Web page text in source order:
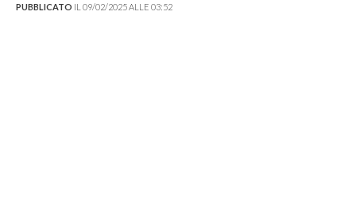
PUBBLICATO IL 09/02/2025 ALLE 03:52